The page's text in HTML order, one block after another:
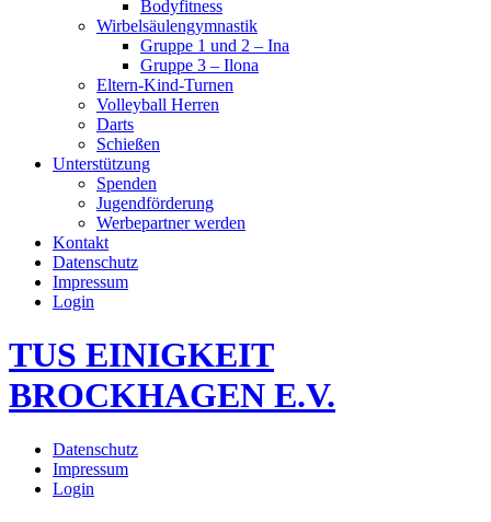
Bodyfitness
Wirbelsäulengymnastik
Gruppe 1 und 2 – Ina
Gruppe 3 – Ilona
Eltern-Kind-Turnen
Volleyball Herren
Darts
Schießen
Unterstützung
Spenden
Jugendförderung
Werbepartner werden
Kontakt
Datenschutz
Impressum
Login
TUS EINIGKEIT
BROCKHAGEN E.V.
Datenschutz
Impressum
Login